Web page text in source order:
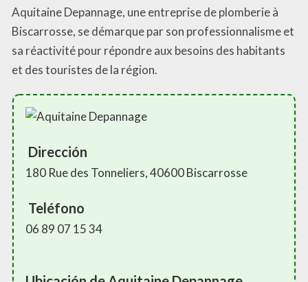
Aquitaine Depannage, une entreprise de plomberie à
Biscarrosse, se démarque par son professionnalisme et
sa réactivité pour répondre aux besoins des habitants
et des touristes de la région.
Dirección
180 Rue des Tonneliers, 40600 Biscarrosse
Teléfono
06 89 07 15 34